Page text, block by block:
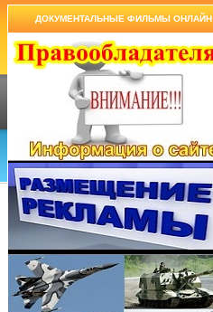
ДОКУМЕНТАЛЬНЫЕ ФИЛЬМЫ ОНЛАЙН